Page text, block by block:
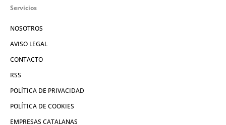
Servicios
NOSOTROS
AVISO LEGAL
CONTACTO
RSS
POLÍTICA DE PRIVACIDAD
POLÍTICA DE COOKIES
EMPRESAS CATALANAS